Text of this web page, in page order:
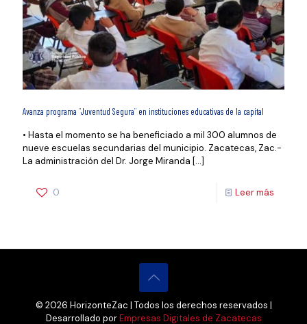
Avanza programa ¨Juventud Segura¨ en instituciones educativas de la capital
• Hasta el momento se ha beneficiado a mil 300 alumnos de
nueve escuelas secundarias del municipio. Zacatecas, Zac.-
La administración del Dr. Jorge Miranda […]
0 Leer más
© 2026 HorizonteZac | Todos los derechos reservados |
Desarrollado porEmpresas Digitales de Zacatecas